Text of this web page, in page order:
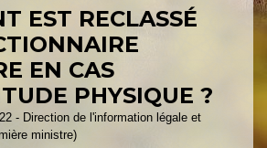
EST RECLASSÉ
EN CAS
PHYSIQUE ?
- Direction de l'information légale et
ministre)